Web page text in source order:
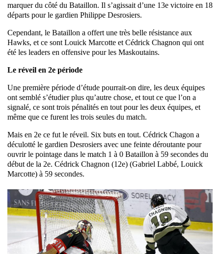
marquer du côté du Bataillon. Il s’agissait d’une 13e victoire en 18
départs pour le gardien Philippe Desrosiers.
Cependant, le Bataillon a offert une très belle résistance aux
Hawks, et ce sont Louick Marcotte et Cédrick Chagnon qui ont
été les leaders en offensive pour les Maskoutains.
Le réveil en 2e période
Une première période d’étude pourrait-on dire, les deux équipes
ont semblé s’étudier plus qu’autre chose, et tout ce que l’on a
signalé, ce sont trois pénalités en tout pour les deux équipes, et
même que ce furent les trois seules du match.
Mais en 2e ce fut le réveil. Six buts en tout. Cédrick Chagon a
déculotté le gardien Desrosiers avec une feinte déroutante pour
ouvrir le pointage dans le match 1 à 0 Bataillon à 59 secondes du
début de la 2e. Cédrick Chagnon (12e) (Gabriel Labbé, Louick
Marcotte) à 59 secondes.